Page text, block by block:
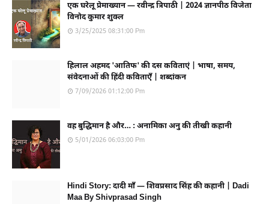
एक घरेलू प्रेमाख्यान — रवीन्द्र त्रिपाठी | 2024 ज्ञानपीठ विजेता
विनोद कुमार शुक्ल
3/25/2025 08:31:00 Pm
हिलाल अहमद 'आतिफ' की दस कविताएं | भाषा, समय,
संवेदनाओं की हिंदी कविताएँ | शब्दांकन
7/09/2026 01:12:00 Pm
वह बुद्धिमान है और… : अनामिका अनु की तीखी कहानी
5/01/2026 06:03:00 Pm
Hindi Story: दादी माँ — शिवप्रसाद सिंह की कहानी | Dadi
Maa By Shivprasad Singh